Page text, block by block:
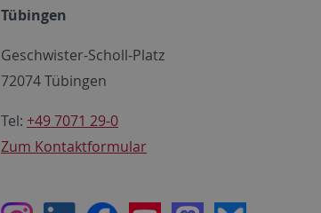
Tübingen
Geschwister-Scholl-Platz
72074 Tübingen
Tel: +49 7071 29-0
Zum Kontaktformular